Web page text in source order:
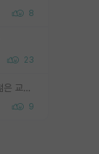
8
23
개인적인 경험들이지만.... 나이가 젊은 교수일수록 꼰대라는 가면을 쓴 채로 무례함을 행동하는 경우가 거의 90% 정도였음. 나이가 어린데 다른 또래들과 달리 명예, 권력, 재력까지 얻었으니 세상 다 가진 기분이겠지. 오히러 나이 든 교수들이 행동과 말을 더 조심하시더라.
9